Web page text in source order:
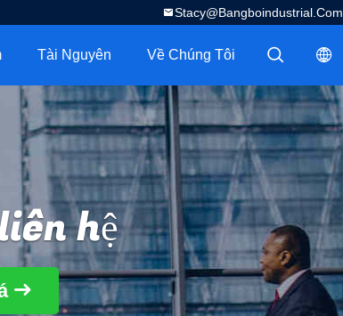
Stacy@bangboindustrial.com
描述
描述
Tài Nguyên Về Chúng Tôi
hệ